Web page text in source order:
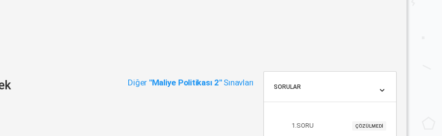
Diğer "Maliye Politikası 2"Sınavları SORULAR
1.SORU ÇÖZÜLMEDİ